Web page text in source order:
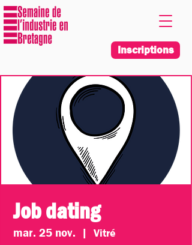
Inscriptions
Job dating
mar. 25 nov.
  |
Vitré